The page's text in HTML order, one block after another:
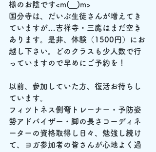
様のお陰です<m(__)m>
国分寺は、だいぶ生徒さんが増えてき
ていますが…吉祥寺・三鷹はまだ空き
あります。是非、体験（1500円）にお
越し下さい。どのクラスも少人数で行
っていますので早めにご予約を！
以前、参加していた方、復活お待ちし
ています。
​フィツトネス側弯トレーナー・予防姿
勢アドバイザー・脚の長さコーディネ
ーターの資格取得し日々、勉強し続け
て、ヨガ参加者の皆さんが心地よく過